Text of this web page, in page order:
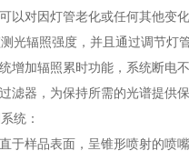
以对因灯管老化或任何其他变
光辐照强度，并且通过调节灯
增加辐照累时功能，系统断电
滤器，为保持所需的光谱提供保
统：
于样品表面，呈锥形喷射的喷